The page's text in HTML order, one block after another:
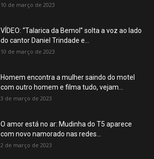
10 de março de 2023
VÍDEO: “Talarica da Bemol” solta a voz ao lado
do cantor Daniel Trindade e...
10 de março de 2023
Homem encontra a mulher saindo do motel
com outro homem e filma tudo, vejam...
3 de março de 2023
O amor está no ar: Mudinha do T5 aparece
com novo namorado nas redes...
2 de março de 2023